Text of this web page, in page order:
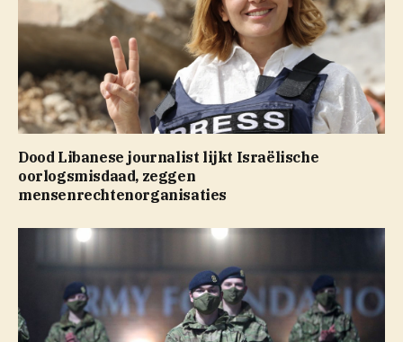
Dood Libanese journalist lijkt Israëlische
oorlogsmisdaad, zeggen
mensenrechtenorganisaties